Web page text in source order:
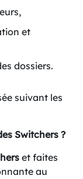
et
dossiers.
suivant les
Switchers ?
et faites
au